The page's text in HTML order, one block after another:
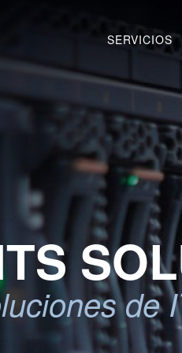
SERVICIOS
de